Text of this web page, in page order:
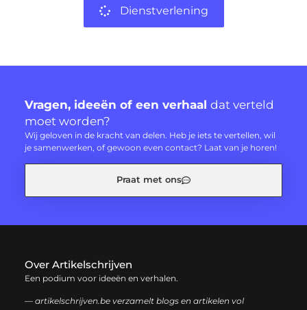
Dienstverlening
Vragen, ideeën of een verhaal dat verteld
moet worden?
Wij geloven in de kracht van delen. Heb je iets te vertellen, wil
je samenwerken, of gewoon even contact? Laat van je horen!
Praat met ons
Over Artikelschrijven
Een podium voor ideeën en verhalen.
— artikelschrijven.be verzamelt blogs en artikelen vol